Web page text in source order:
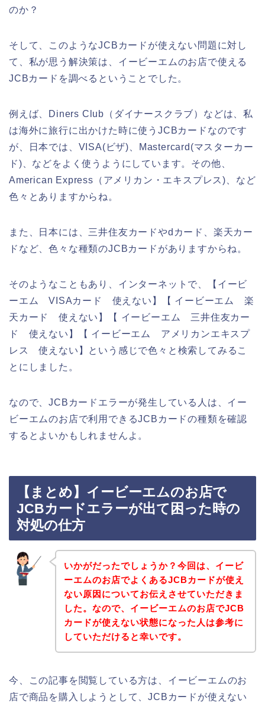
のか？
そして、このようなJCBカードが使えない問題に対し
て、私が思う解決策は、イービーエムのお店で使える
JCBカードを調べるということでした。
例えば、Diners Club（ダイナースクラブ）などは、私
は海外に旅行に出かけた時に使うJCBカードなのです
が、日本では、VISA(ビザ)、Mastercard(マスターカー
ド)、などをよく使うようにしています。その他、
American Express（アメリカン・エキスプレス)、など
色々とありますからね。
また、日本には、三井住友カードやdカード、楽天カー
ドなど、色々な種類のJCBカードがありますからね。
そのようなこともあり、インターネットで、【イービ
ーエム VISAカード 使えない】【 イービーエム 楽
天カード 使えない】【 イービーエム 三井住友カー
ド 使えない】【 イービーエム アメリカンエキスプ
レス 使えない】という感じで色々と検索してみるこ
とにしました。
なので、JCBカードエラーが発生している人は、イー
ビーエムのお店で利用できるJCBカードの種類を確認
するとよいかもしれませんよ。
【まとめ】イービーエムのお店で
JCBカードエラーが出て困った時の
対処の仕方
いかがだったでしょうか？今回は、イービ
ーエムのお店でよくあるJCBカードが使え
ない原因についてお伝えさせていただきま
した。なので、イービーエムのお店でJCB
カードが使えない状態になった人は参考に
していただけると幸いです。
今、この記事を閲覧している方は、イービーエムのお
店で商品を購入しようとして、JCBカードが使えない